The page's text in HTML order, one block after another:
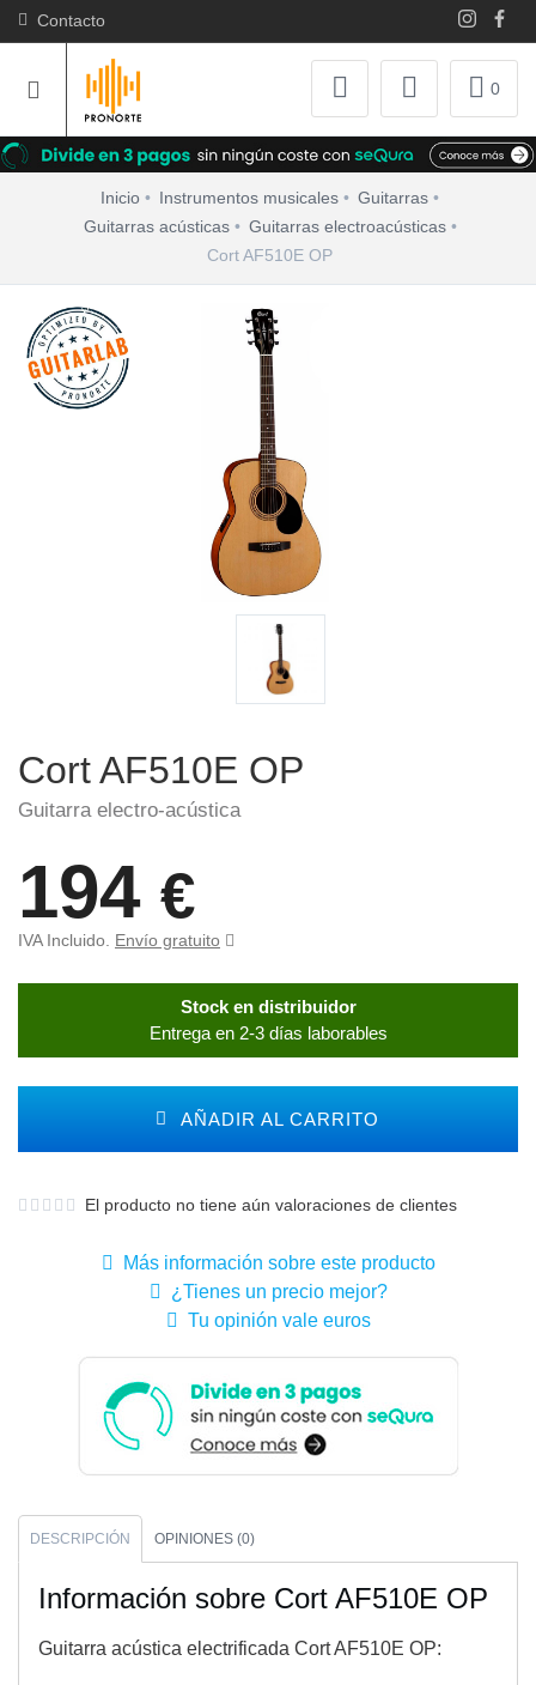
Contacto
0
Inicio Instrumentos musicales
Guitarras
Guitarras acústicas
Guitarras electroacústicas
Cort AF510E OP
Cort AF510E OP
Guitarra electro-acústica
194 €
IVA Incluido. Envío gratuito
Stock en distribuidor
Entrega en 2-3 días laborables
AÑADIR AL CARRITO
El producto no tiene aún valoraciones de clientes
Más información sobre este producto
¿Tienes un precio mejor?
Tu opinión vale euros
DESCRIPCIÓN OPINIONES (0)
Información sobre Cort AF510E OP
Guitarra acústica electrificada Cort AF510E OP: